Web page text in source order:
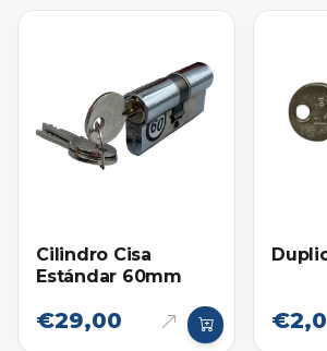
Cilindro Cisa
Estándar 60mm
€29,00